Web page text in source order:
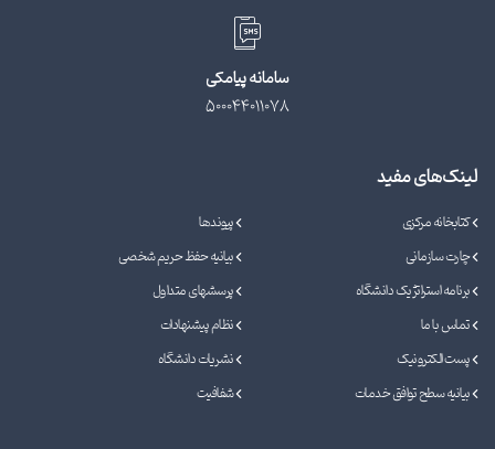
سامانه پیامکی
500044011078
لینک‌های مفید
کتابخانه مرکزی
پیوندها
چارت سازمانی
بیانیه حفظ حریم شخصی
برنامه استراتژیک دانشگاه
پرسشهای متداول
تماس با ما
نظام پیشنهادات
پست الکترونیک
نشریات دانشگاه
بیانیه سطح توافق خدمات
شفافیت